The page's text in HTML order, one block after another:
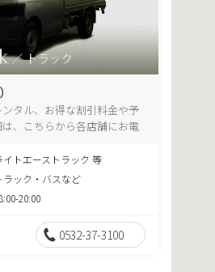
タル、お得な割引料金や予
、こちらから各店舗にお電
イトエーストラック 等
ラック・バスなど
20:00
0532-37-3100